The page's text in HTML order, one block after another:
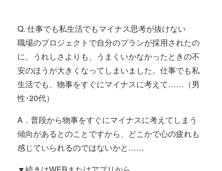
Q. 仕事でも私生活でもマイナス思考が抜けない
職場のプロジェクトで自分のプランが採用されたの
に、うれしさよりも、うまくいかなかったときの不
安のほうが大きくなってしまいました。仕事でも私
生活でも、物事をすぐにマイナスに考えて……（男
性･20代）
A．普段から物事をすぐにマイナスに考えてしまう
傾向があるとのことですから、どこかで心の疲れも
感じていられるのではないかと……